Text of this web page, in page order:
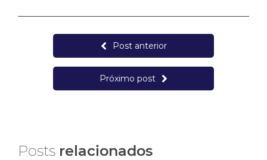
Post anterior
Próximo post
Posts relacionados